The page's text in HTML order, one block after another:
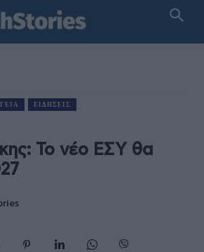
ΕΙΔΉΣΕΙΣ
Το νέο ΕΣΥ θα